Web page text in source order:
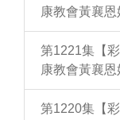
康教會黃襄恩
第1221集【
康教會黃襄恩
第1220集【